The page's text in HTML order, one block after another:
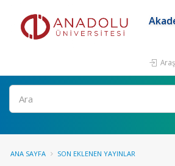
Ara
ANA SAYFA SON EKLENEN YAYINLAR